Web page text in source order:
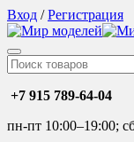
Вход /Регистрация
+7 915 789-64-04
пн-пт 10:00–19:00;